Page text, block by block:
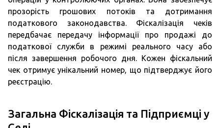
прозорість грошових потоків та дотримання
податкового законодавства. Фіскалізація чеків
передбачає передачу інформації про продажі до
податкової служби в режимі реального часу або
після завершення робочого дня. Кожен фіскальний
чек отримує унікальний номер, що підтверджує його
реєстрацію.
Загальна Фіскалізація та Підприємці у